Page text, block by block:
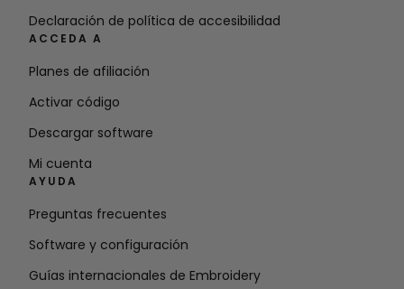
Declaración de política de accesibilidad
ACCEDA A
Planes de afiliación
Activar código
Descargar software
Mi cuenta
AYUDA
Preguntas frecuentes
Software y configuración
Guías internacionales de Embroidery